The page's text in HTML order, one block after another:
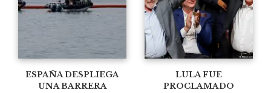
ESPAÑA DESPLIEGA
UNA BARRERA
LULA FUE
PROCLAMADO